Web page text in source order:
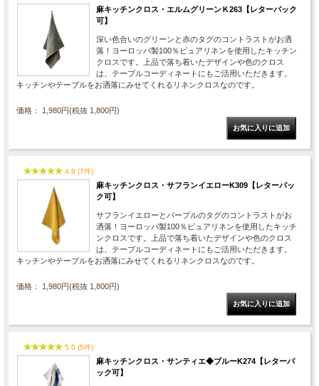
麻キッチンクロス・エルムグリーンＫ263【レターパック
可】
深い色合いのグリーンと赤のタグのコントラストがお洒
落！ヨーロッパ製100％ピュアリネンを使用したキッチン
クロスです。上品で落ち着いたデザインや色のクロス
は、テーブルコーディネートにもご活用いただきます。
キッチンやテーブルをお洒落にみせてくれるリネンクロスなのです。
価格： 1,980円(税抜 1,800円)
4.9 (7件)
麻キッチンクロス・サフランイエローK309【レターパッ
ク可】
サフランイエローとパープルのタグのコントラストがお
洒落！ヨーロッパ製100％ピュアリネンを使用したキッチ
ンクロスです。上品で落ち着いたデザインや色のクロス
は、テーブルコーディネートにもご活用いただきます。
キッチンやテーブルをお洒落にみせてくれるリネンクロスなのです。
価格： 1,980円(税抜 1,800円)
5.0 (5件)
麻キッチンクロス・サンティエ◆ブルーK274【レターパ
ック可】